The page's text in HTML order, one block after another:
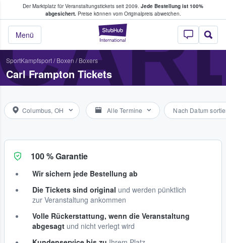
Der Marktplatz für Veranstaltungstickets seit 2009. Jede Bestellung ist 100%
abgesichert.Preise können vom Originalpreis abweichen.
StubHub - Wo
Menü
Tickets kaufen & verkaufen
SportKampfsport/ Boxen / Boxers
Carl Frampton Tickets
Columbus, OH Alle Termine Nach Datum
100 % Garantie
Wir sichern jede Bestellung ab
Die Tickets sind original und werden pünktlich
zur Veranstaltung ankommen
Volle Rückerstattung, wenn die Veranstaltung
abgesagt und nicht verlegt wird